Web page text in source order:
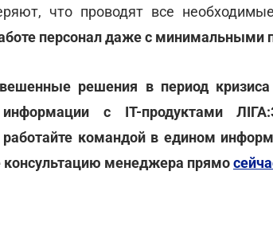
что проводят все
персонал даже с минимальными
решения в период
с ІТ-продуктами
работайте командой в едином
консультацию менеджера прямо